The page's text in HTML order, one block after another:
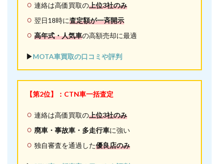
連絡は高価買取の上位3社のみ
翌日18時に査定額が一斉開示
高年式・人気車の高額売却に最適
▶︎MOTA車買取の口コミや評判
【第2位】：CTN車一括査定
連絡は高価買取の上位3社のみ
廃車・事故車・多走行車に強い
独自審査を通過した優良店のみ